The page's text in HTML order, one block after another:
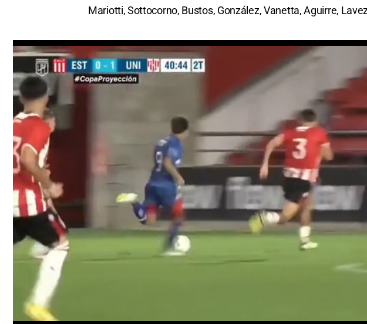
Mariotti, Sottocorno, Bustos, González, Vanetta, Aguirre,